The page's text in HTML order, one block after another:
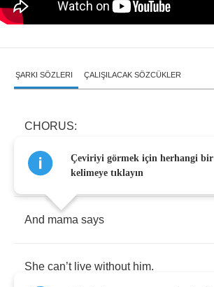
ŞARKI SÖZLERI ÇALIŞILACAK SÖZCÜKLER
CHORUS:
The man is gone
And mama says
She can’t live without him.
Çeviriyi görmek için herhangi bir
kelimeye tıklayın